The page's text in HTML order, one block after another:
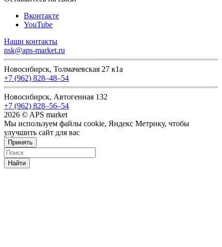
Вконтакте
YouTube
Наши контакты
nsk@aps-market.ru
Новосибирск, Толмачевская 27 к1а
+7 (962) 828‒48‒54
Новосибирск, Автогенная 132
+7 (962) 828‒56‒54
2026 © APS market
Мы используем файлы cookie, Яндекс Метрику, чтобы
улучшить сайт для вас
Принять
Найти